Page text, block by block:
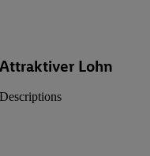
Attraktiver Lohn
Descriptions